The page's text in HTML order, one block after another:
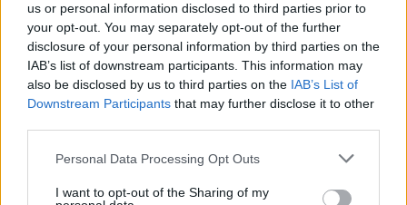
us or personal information disclosed to third parties prior to
your opt-out. You may separately opt-out of the further
disclosure of your personal information by third parties on the
IAB’s list of downstream participants. This information may
also be disclosed by us to third parties on the IAB’s List of
Downstream Participants that may further disclose it to other
Please note that this website/app uses one or more Google
not limited to your visit or usage behaviour. You may click to
Personal Data Processing Opt Outs
I want to opt-out of the Sharing of my
cult da scoprire, ci immergeremo nellaChinatown
di San Francisco, esplorando un film che, a prima
vista, potrebbe sembrare un’ordinaria avventura
d’azione, ma che in realtà si rivela ben più
intrigante e originale.0
AUTORE